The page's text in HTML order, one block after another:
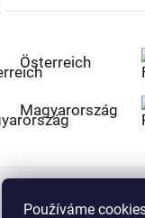
Používáme
Österreich
Magyarország